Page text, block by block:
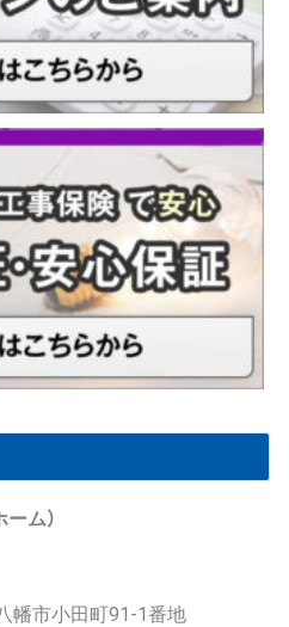
ム）
幡市小田町91-1番地